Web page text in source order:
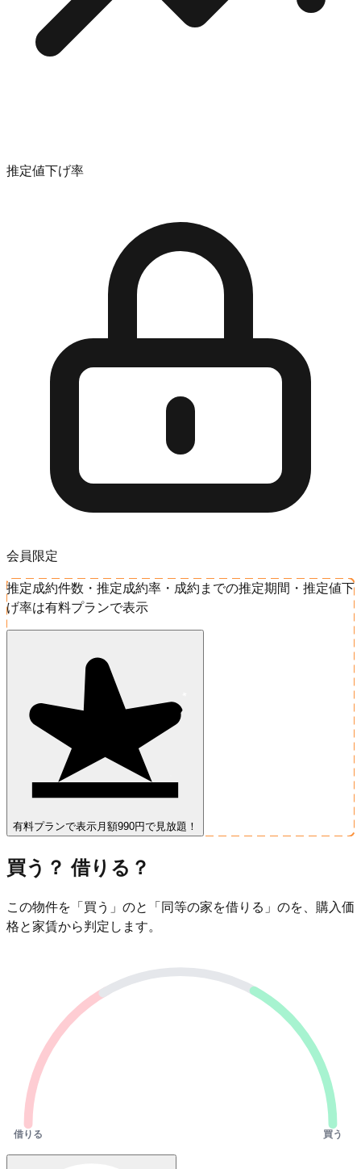
推定値下げ率
会員限定
推定成約件数・推定成約率・成約までの推定期間・推定値下
げ率は有料プランで表示
有料プランで表示 月額990円で見放題！
買う？ 借りる？
この物件を「買う」のと「同等の家を借りる」のを、購入価
格と家賃から判定します。
借りる 買う